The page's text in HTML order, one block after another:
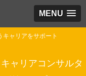
MENU
ャリアをサポート
ャリアコンサルタ